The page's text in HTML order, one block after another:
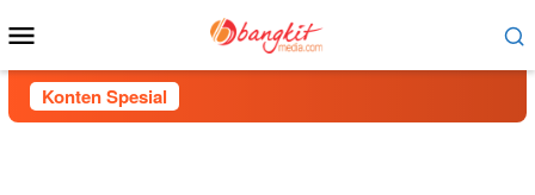
Mobile
Konten Spesial